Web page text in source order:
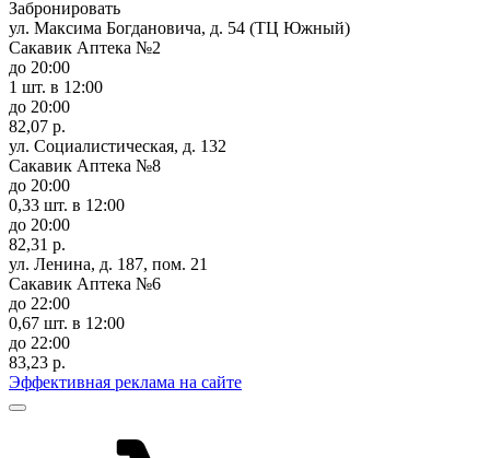
Забронировать
ул. Максима Богдановича, д. 54 (ТЦ Южный)
Сакавик Аптека №2
до 20:00
1 шт. в 12:00
до 20:00
82,07 р.
ул. Социалистическая, д. 132
Сакавик Аптека №8
до 20:00
0,33 шт. в 12:00
до 20:00
82,31 р.
ул. Ленина, д. 187, пом. 21
Сакавик Аптека №6
до 22:00
0,67 шт. в 12:00
до 22:00
83,23 р.
Эффективная реклама на сайте